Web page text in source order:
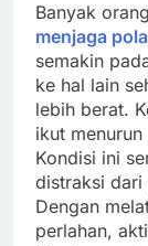
Banyak
menjaga
semakin
ke hal lain
lebih berat.
ikut
Kondisi ini
distraksi dari
Dengan
perlahan,